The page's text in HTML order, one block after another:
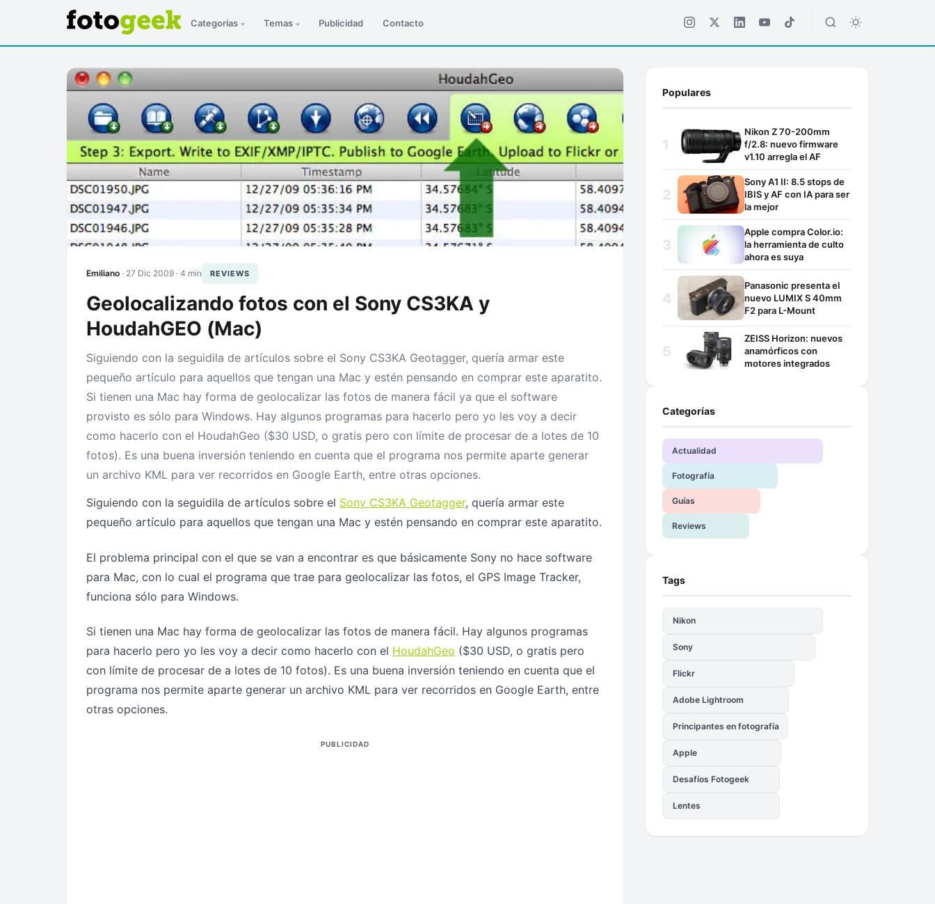
Categorías Temas Publicidad Contacto
ESC
Emiliano · 27 Dic 2009 · 4 min REVIEWS
Geolocalizando fotos con el Sony CS3KA y
HoudahGEO (Mac)
Siguiendo con la seguidila de artículos sobre el Sony CS3KA Geotagger, quería armar este
pequeño artículo para aquellos que tengan una Mac y estén pensando en comprar este aparatito.
Si tienen una Mac hay forma de geolocalizar las fotos de manera fácil ya que el software
provisto es sólo para Windows. Hay algunos programas para hacerlo pero yo les voy a decir
como hacerlo con el HoudahGeo ($30 USD, o gratis pero con límite de procesar de a lotes de 10
fotos). Es una buena inversión teniendo en cuenta que el programa nos permite aparte generar
un archivo KML para ver recorridos en Google Earth, entre otras opciones.
Siguiendo con la seguidila de artículos sobre el Sony CS3KA Geotagger, quería armar este
pequeño artículo para aquellos que tengan una Mac y estén pensando en comprar este aparatito.
El problema principal con el que se van a encontrar es que básicamente Sony no hace software
para Mac, con lo cual el programa que trae para geolocalizar las fotos, el GPS Image Tracker,
funciona sólo para Windows.
Si tienen una Mac hay forma de geolocalizar las fotos de manera fácil. Hay algunos programas
para hacerlo pero yo les voy a decir como hacerlo con el HoudahGeo ($30 USD, o gratis pero
con límite de procesar de a lotes de 10 fotos). Es una buena inversión teniendo en cuenta que el
programa nos permite aparte generar un archivo KML para ver recorridos en Google Earth, entre
otras opciones.
PUBLICIDAD
Populares
Nikon Z 70-200mm
f/2.8: nuevo firmware
v1.10 arregla el AF
Sony A1 II: 8.5 stops de
IBIS y AF con IA para ser
la mejor
Apple compra Color.io:
la herramienta de culto
ahora es suya
Panasonic presenta el
nuevo LUMIX S 40mm
F2 para L-Mount
ZEISS Horizon: nuevos
anamórficos con
motores integrados
Categorías
Actualidad
Fotografía
Guías
Reviews
Tags
Nikon
Sony
Flickr
Adobe Lightroom
Principantes en fotografía
Apple
Desafíos Fotogeek
Lentes